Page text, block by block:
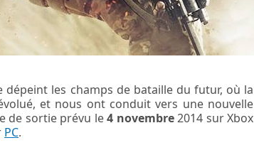
dépeint les champs de bataille du futur, où la
et nous ont conduit vers une nouvelle
de sortie prévu le4 novembre2014 sur Xbox
PC.